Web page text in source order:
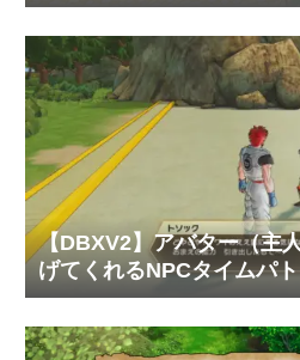
10 オンライン】
【DBXV2】アバター（主
げてくれるNPCタイムパ
ク」の居場所と必要なゼ
数【ドラゴンボール ゼノ